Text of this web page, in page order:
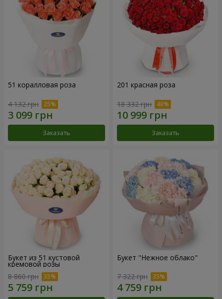
51 коралловая роза
4 132 грн
Заказать
201 красная роза
18 332 грн
Заказать
Букет из 51 кустовой
кремовой розы
8 860 грн
Букет "Нежное облако"
7 322 грн